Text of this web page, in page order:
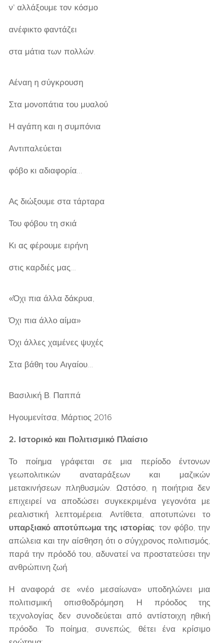
ν' αλλάξουμε τον κόσμο
ανέφικτο φαντάζει
στα μάτια των πολλών.
Αέναη η σύγκρουση
Στα μονοπάτια του μυαλού
Η αγάπη και η συμπόνια
Αντιπαλεύεται
φόβο κι αδιαφορία…
Ας διώξουμε στα τάρταρα
Του φόβου τη σκιά
Κι ας φέρουμε ειρήνη
στις καρδιές μας…
«Όχι πια άλλα δάκρυα,
Όχι πια άλλο αίμα»
Όχι άλλες χαμένες ψυχές
Στα βάθη του Αιγαίου…
Βασιλική Β. Παππά
Ηγουμενίτσα, Μάρτιος 2016
2. Ιστορικό και Πολιτισμικό Πλαίσιο
Το ποίημα γράφεται σε μια περίοδο έντονων
γεωπολιτικών αναταράξεων και μαζικών
μετακινήσεων πληθυσμών. Ωστόσο, η ποιήτρια δεν
επιχειρεί να αποδώσει συγκεκριμένα γεγονότα με
ρεαλιστική λεπτομέρεια. Αντίθετα, αποτυπώνει το
υπαρξιακό αποτύπωμα της ιστορίας: τον φόβο, την
απώλεια και την αίσθηση ότι ο σύγχρονος πολιτισμός,
παρά την πρόοδό του, αδυνατεί να προστατεύσει την
ανθρώπινη ζωή.
Η αναφορά σε «νέο μεσαίωνα» υποδηλώνει μια
πολιτισμική οπισθοδρόμηση. Η πρόοδος της
τεχνολογίας δεν συνοδεύεται από αντίστοιχη ηθική
πρόοδο. Το ποίημα, συνεπώς, θέτει ένα κρίσιμο